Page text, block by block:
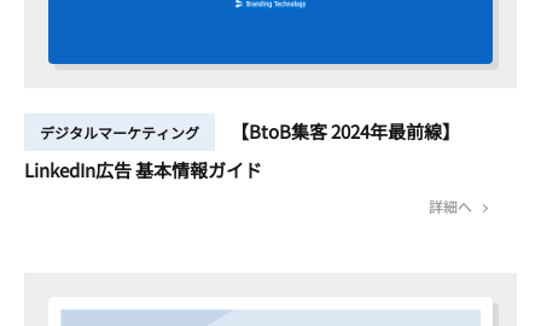
デジタルマーケティング
【BtoB集客 2024年最前線】
LinkedIn広告 基本情報ガイド
詳細へ